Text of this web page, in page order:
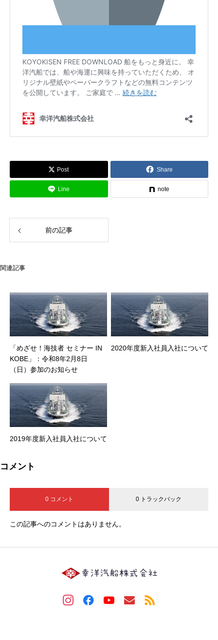
Post Share
Line note
前の記事
関連記事
「めざせ！海技者 セミナー IN
KOBE」：令和8年2月8日
（日）参加のお知らせ
2020年度新入社員入社について
2019年度新入社員入社について
コメント
0 コメント 0 トラックバック
この記事へのコメントはありません。